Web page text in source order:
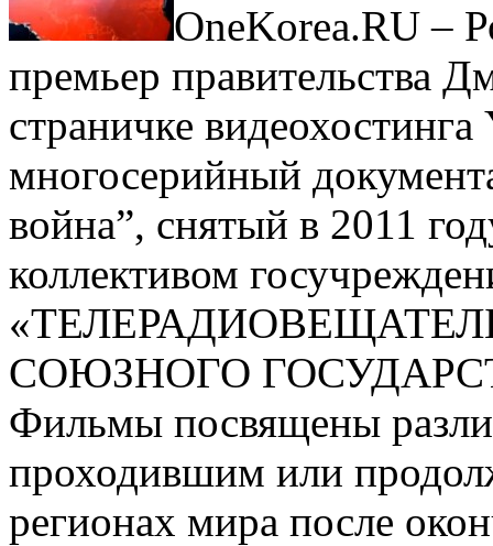
OneKorea.RU –
премьер правительства
страничке
многосерийный
война”, снятый в 2011
коллективом
СОЮЗНОГО
Фильмы посвящены
проходившим или
регионах мира после